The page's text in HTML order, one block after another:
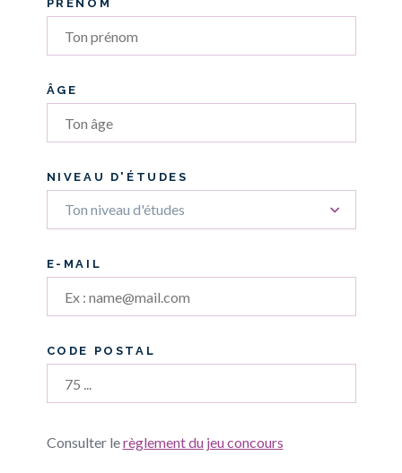
PRÉNOM
ÂGE
NIVEAU D'ÉTUDES
Ton niveau d'études
E-MAIL
CODE POSTAL
Consulter lerèglement du jeu concours